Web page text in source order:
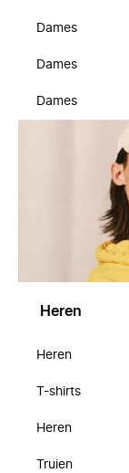
Dames
Dames
Dames
Heren
Heren
T-shirts
Heren
Truien